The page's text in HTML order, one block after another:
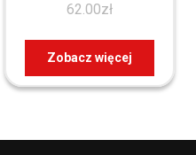
62.00zł
Zobacz więcej